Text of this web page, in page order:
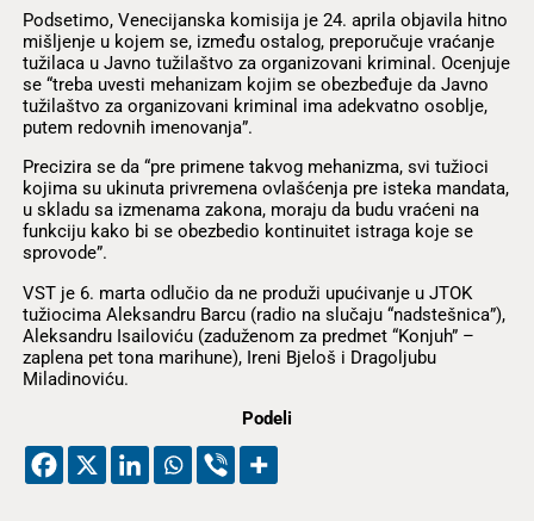
Podsetimo, Venecijanska komisija je 24. aprila objavila hitno
mišljenje u kojem se, između ostalog, preporučuje vraćanje
tužilaca u Javno tužilaštvo za organizovani kriminal. Ocenjuje
se “treba uvesti mehanizam kojim se obezbeđuje da Javno
tužilaštvo za organizovani kriminal ima adekvatno osoblje,
putem redovnih imenovanja”.
Precizira se da “pre primene takvog mehanizma, svi tužioci
kojima su ukinuta privremena ovlašćenja pre isteka mandata,
u skladu sa izmenama zakona, moraju da budu vraćeni na
funkciju kako bi se obezbedio kontinuitet istraga koje se
sprovode”.
VST je 6. marta odlučio da ne produži upućivanje u JTOK
tužiocima Aleksandru Barcu (radio na slučaju “nadstešnica”),
Aleksandru Isailoviću (zaduženom za predmet “Konjuh” –
zaplena pet tona marihune), Ireni Bjeloš i Dragoljubu
Miladinoviću.
Podeli